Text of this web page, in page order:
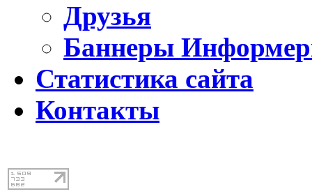
Друзья
Баннеры
Статистика сайта
Контакты